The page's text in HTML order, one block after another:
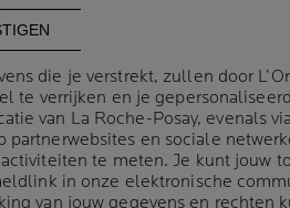
die je verstrekt, zullen door
te verrijken en je
van La Roche-Posay, evenals
partnerwebsites en sociale
te meten. Je kunt jouw
in onze elektronische
van jouw gegevens en rechten
die je verstrekt, zullen door
te verrijken en je
van La Roche-Posay, evenals
partnerwebsites en sociale
te meten. Je kunt jouw
in onze elektronische
van jouw gegevens en rechten